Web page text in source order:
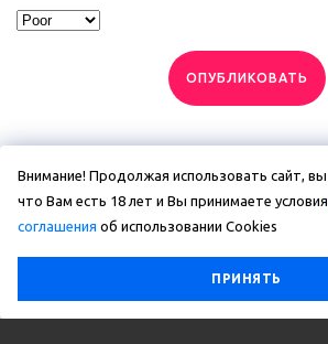
ОПУБЛИКОВАТЬ
Внимание! Продолжая использовать сайт,
что Вам есть 18 лет и Вы принимаете условия
соглашения об использовании Сookies
ПРИНЯТЬ